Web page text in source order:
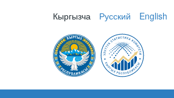
Кыргызча Русский English